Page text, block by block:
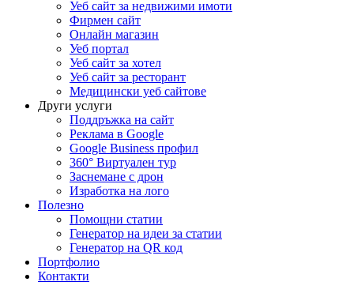
Уеб сайт за недвижими имоти
Фирмен сайт
Онлайн магазин
Уеб портал
Уеб сайт за хотел
Уеб сайт за ресторант
Медицински уеб сайтове
Други услуги
Поддръжка на сайт
Реклама в Google
Google Business профил
360° Виртуален тур
Заснемане с дрон
Изработка на лого
Полезно
Помощни статии
Генератор на идеи за статии
Генератор на QR код
Портфолио
Контакти